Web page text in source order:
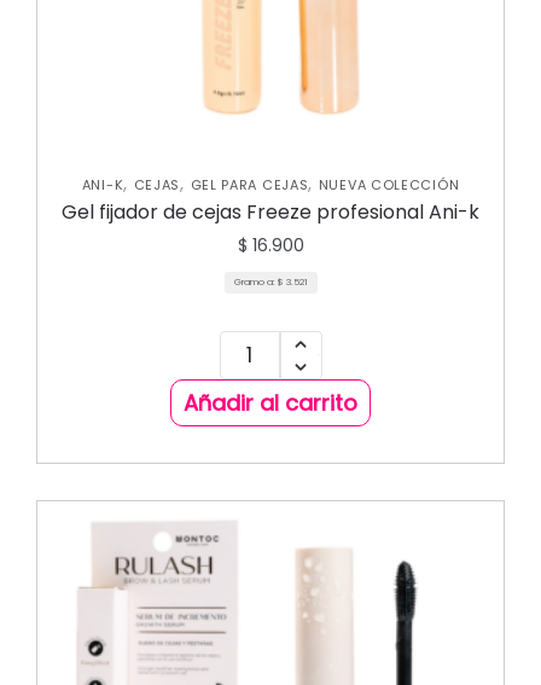
ANI-K, CEJAS, GEL PARA CEJAS, NUEVA COLECCIÓN
Gel fijador de cejas Freeze profesional Ani-k
$ 16.900
Gramo a: $ 3.521
Añadir al carrito